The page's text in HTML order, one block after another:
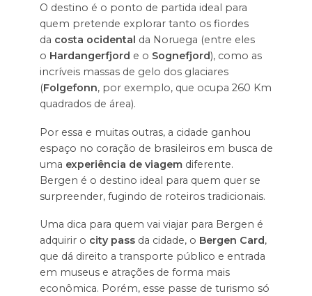
O destino é o ponto de partida ideal para
quem pretende explorar tanto os fiordes
da costa ocidental da Noruega (entre eles
o Hardangerfjord e o Sognefjord), como as
incríveis massas de gelo dos glaciares
(Folgefonn, por exemplo, que ocupa 260 Km
quadrados de área).
Por essa e muitas outras, a cidade ganhou
espaço no coração de brasileiros em busca de
uma experiência de viagemdiferente.
Bergen é o destino ideal para quem quer se
surpreender, fugindo de roteiros tradicionais.
Uma dica para quem vai viajar para Bergen é
adquirir o city pass da cidade, o Bergen Card,
que dá direito a transporte público e entrada
em museus e atrações de forma mais
econômica. Porém, esse passe de turismo só